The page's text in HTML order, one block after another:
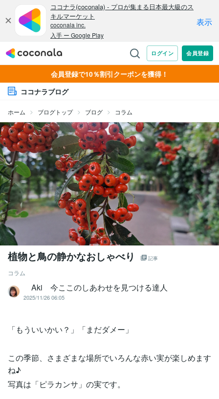
会員登録で10％割引クーポンを獲得！
ココナラブログ
ホーム ブログトップ ブログ コラム
植物と鳥の静かなおしゃべり 記事
コラム
Aki 今ここのしあわせを見つける達人
2025/11/26 06:05
「もういいかい？」「まだダメー」
この季節、さまざまな場所でいろんな赤い実が楽しめます
ね♪
写真は「ピラカンサ」の実です。